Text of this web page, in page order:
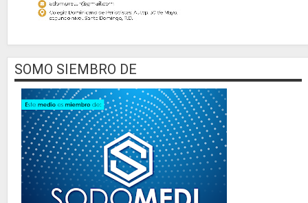
SOMO SIEMBRO DE